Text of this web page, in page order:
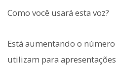
Como você usará esta voz?
Está aumentando o número
utilizam para